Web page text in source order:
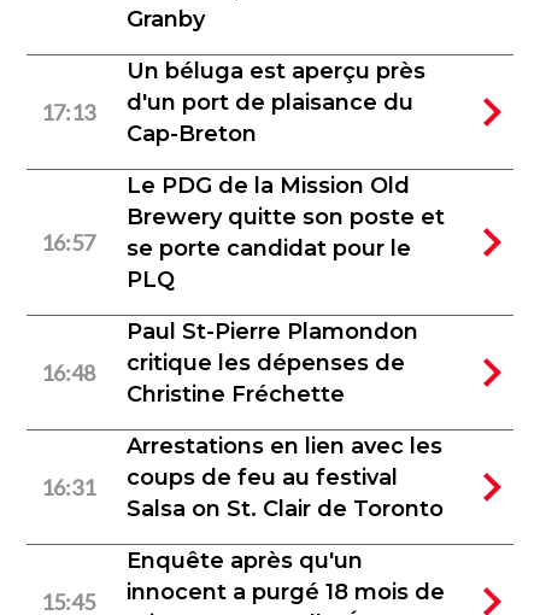
Granby
17:13
Un béluga est aperçu près
d'un port de plaisance du
Cap-Breton
16:57
Le PDG de la Mission Old
Brewery quitte son poste et
se porte candidat pour le
PLQ
16:48
Paul St-Pierre Plamondon
critique les dépenses de
Christine Fréchette
16:31
Arrestations en lien avec les
coups de feu au festival
Salsa on St. Clair de Toronto
15:45
Enquête après qu'un
innocent a purgé 18 mois de